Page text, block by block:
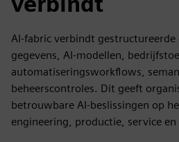
AI-fabric verbindt
gegevens, AI-modellen,
automatiseringsworkflows,
beheerscontroles. Dit geeft
betrouwbare AI-beslissingen op
engineering, productie, service